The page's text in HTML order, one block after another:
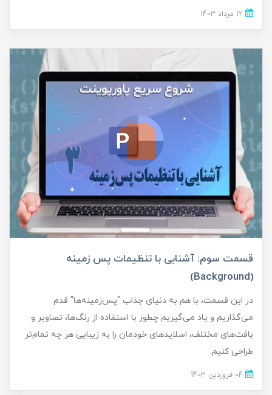
قسمت سوم: آشنایی با تنظیمات پس زمینه
(Background)
در این قسمت، با هم به دنیای جذاب "پس‌زمینه‌ها" قدم
می‌گذاریم و یاد می‌گیریم چطور با استفاده از رنگ‌ها، تصاویر و
بافت‌های مختلف، اسلایدهای خودمان را به زیبایی هر چه تمام‌تر
طراحی کنیم.